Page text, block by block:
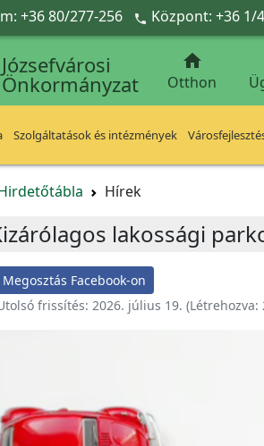
+36 80/277-256  Központ: +36 1/
Józsefvárosi
Önkormányzat

Otthon
Szolgáltatások és intézmények
Hírek
lakossági
Megosztás Facebook-on
frissítés: 2026. július 19. (Létrehozva: